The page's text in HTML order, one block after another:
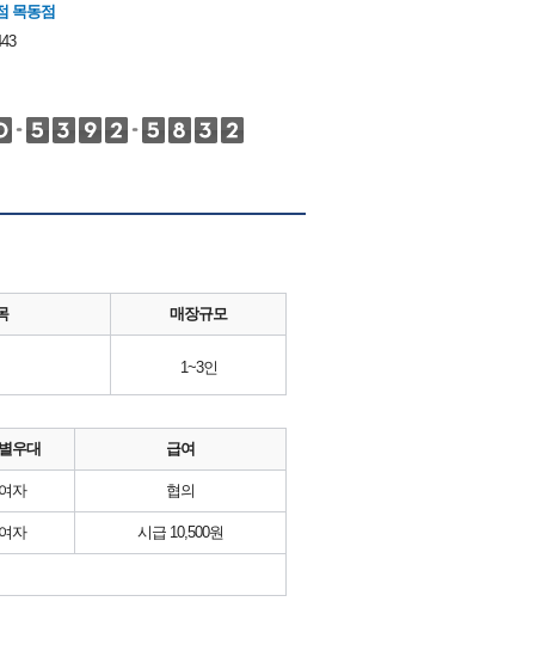
목동점
매장규모
1~3인
우대 급여
여자 협의
여자 시급 10,500원